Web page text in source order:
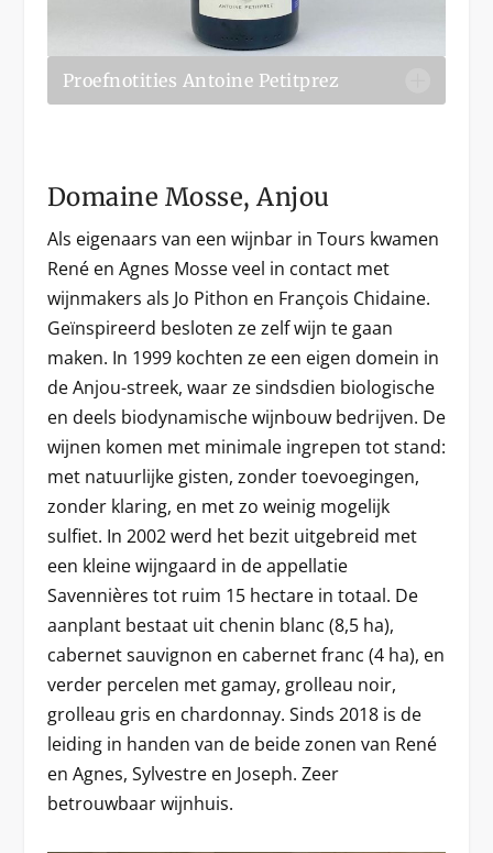
Proefnotities Antoine Petitprez
Domaine Mosse, Anjou
Als eigenaars van een wijnbar in Tours kwamen
René en Agnes Mosse veel in contact met
wijnmakers als Jo Pithon en François Chidaine.
Geïnspireerd besloten ze zelf wijn te gaan
maken. In 1999 kochten ze een eigen domein in
de Anjou-streek, waar ze sindsdien biologische
en deels biodynamische wijnbouw bedrijven. De
wijnen komen met minimale ingrepen tot stand:
met natuurlijke gisten, zonder toevoegingen,
zonder klaring, en met zo weinig mogelijk
sulfiet. In 2002 werd het bezit uitgebreid met
een kleine wijngaard in de appellatie
Savennières tot ruim 15 hectare in totaal. De
aanplant bestaat uit chenin blanc (8,5 ha),
cabernet sauvignon en cabernet franc (4 ha), en
verder percelen met gamay, grolleau noir,
grolleau gris en chardonnay. Sinds 2018 is de
leiding in handen van de beide zonen van René
en Agnes, Sylvestre en Joseph. Zeer
betrouwbaar wijnhuis.